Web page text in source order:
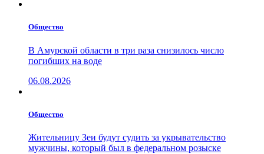
Общество
В Амурской области в три раза снизилось число
погибших на воде
06.08.2026
Общество
Жительницу Зеи будут судить за укрывательство
мужчины, который был в федеральном розыске